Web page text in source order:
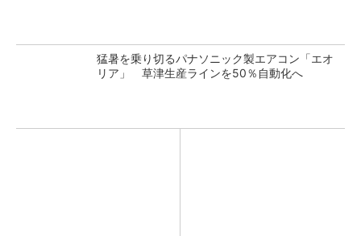
猛暑を乗り切るパナソニック製エアコン「エオ
リア」 草津生産ラインを50％自動化へ